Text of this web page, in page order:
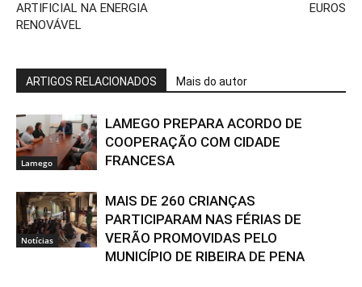
ARTIFICIAL NA ENERGIA
RENOVÁVEL
EUROS
ARTIGOS RELACIONADOS Mais do autor
Lamego
LAMEGO PREPARA ACORDO DE
COOPERAÇÃO COM CIDADE
FRANCESA
Notícias
MAIS DE 260 CRIANÇAS
PARTICIPARAM NAS FÉRIAS DE
VERÃO PROMOVIDAS PELO
MUNICÍPIO DE RIBEIRA DE PENA